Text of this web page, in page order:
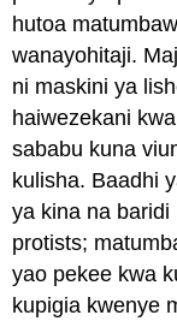
hutoa
wanayohitaji.
ni maskini ya
haiwezekani
sababu kuna
kulisha. Baadhi
ya kina na
protists;
yao pekee kwa
kupigia kwenye